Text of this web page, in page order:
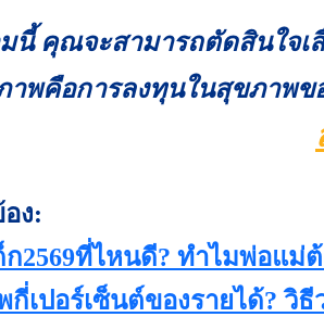
นี้ คุณจะสามารถตัดสินใจ
าพคือการลงทุนในสุขภาพ
ง:
2569ที่ไหนดี? ทำไมพ่อแม่
เปอร์เซ็นต์ของรายได้? วิ